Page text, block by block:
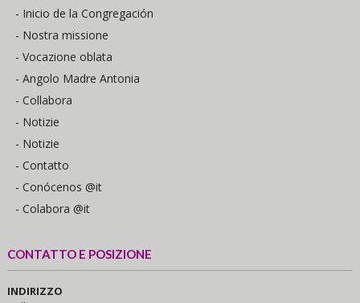
- Inicio de la Congregación
- Nostra missione
- Vocazione oblata
- Angolo Madre Antonia
- Collabora
- Notizie
- Notizie
- Contatto
- Conócenos @it
- Colabora @it
CONTATTO E POSIZIONE
INDIRIZZO